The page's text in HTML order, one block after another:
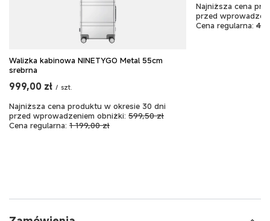
Walizka kabinowa NINETYGO Metal 55cm
srebrna
999,00 zł / szt.
Najniższa cena produktu w okresie 30 dni
przed wprowadzeniem obniżki: 599,50 zł
Cena regularna: 1 199,00 zł
Najniższa cena
przed
Cena regularna: